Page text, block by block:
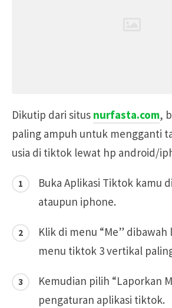
Dikutip dari situs nurfasta.com,
paling ampuh untuk mengganti
usia di tiktok lewat hp android/
Buka Aplikasi Tiktok kamu
ataupun iphone.
Klik di menu “Me” dibawah
menu tiktok 3 vertikal
Kemudian pilih “Laporkan
pengaturan aplikasi tiktok.